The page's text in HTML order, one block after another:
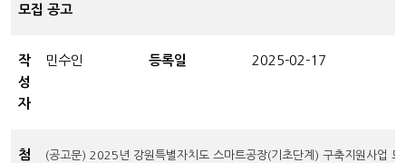
모집 공고
작
성
자
민수인 등록일 2025-02-17
첨
(공고문) 2025년 강원특별자치도 스마트공장(기초단계) 구축지원사업 모